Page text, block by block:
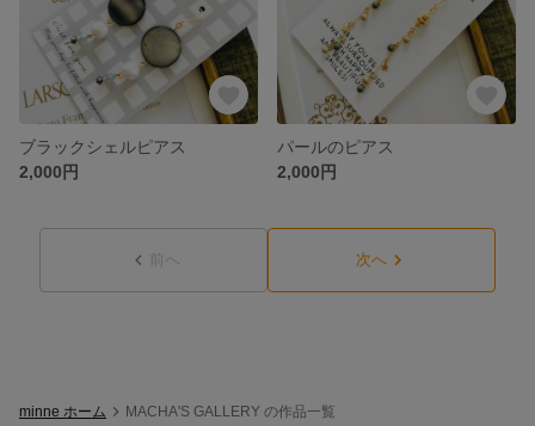
ブラックシェルピアス
2,000円
パールのピアス
2,000円
前へ 次へ
minne ホーム MACHA'S GALLERY の作品一覧